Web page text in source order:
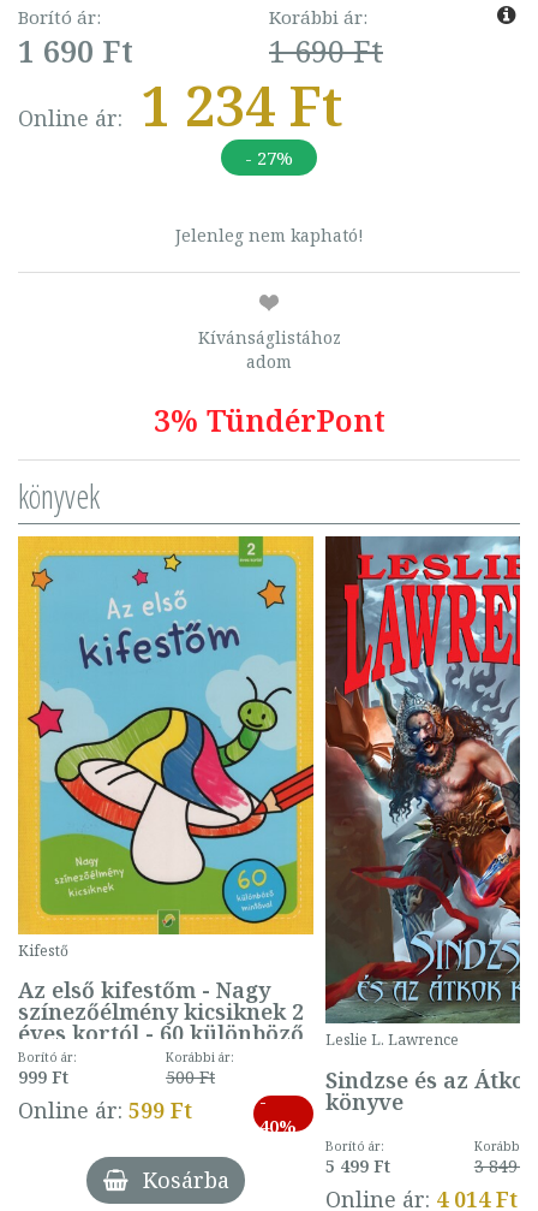
Borító ár:
1 690 Ft
Korábbi ár:
1 690 Ft
Online ár: 1 234 Ft
- 27%
Jelenleg nem kapható!
Kívánságlistához
adom
3% TündérPont
könyvek
Kifestő
Az első kifestőm - Nagy
színezőélmény kicsiknek 2
éves kortól - 60 különböző
mintával (gombás)
Borító ár:
999 Ft
Korábbi ár:
500 Ft
Online ár: 599 Ft
-
40%
Kosárba
Leslie L. Lawrence
Sindzse és az Átkok
könyve
Borító ár:
5 499 Ft
Korábbi
3 849 Ft
Online ár: 4 014 Ft